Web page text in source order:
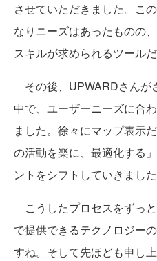
させていただきました。こ
なりニーズはあったものの
スキルが求められるツール
その後、UPWARDさんが
中で、ユーザーニーズに合
ました。徐々にマップ表示
の活動を楽に、最適化する
ントをシフトしていきました
こうしたプロセスをずっ
で提供できるテクノロジー
すね。そして先ほども申し